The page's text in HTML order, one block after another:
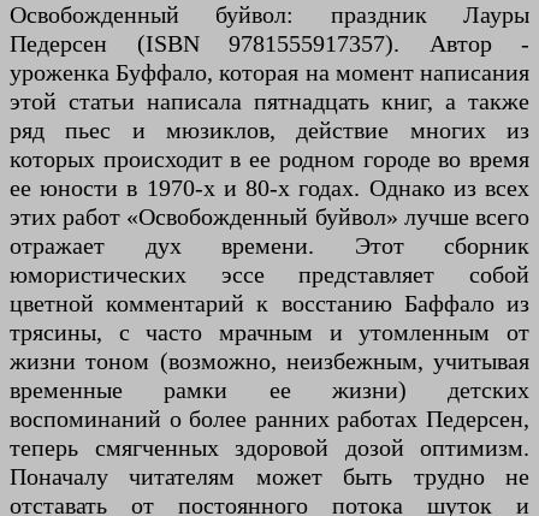
Освобожденный буйвол: праздник Лауры
Педерсен (ISBN 9781555917357). Автор -
уроженка Буффало, которая на момент написания
этой статьи написала пятнадцать книг, а также
ряд пьес и мюзиклов, действие многих из
которых происходит в ее родном городе во время
ее юности в 1970-х и 80-х годах. Однако из всех
этих работ «Освобожденный буйвол» лучше всего
отражает дух времени. Этот сборник
юмористических эссе представляет собой
цветной комментарий к восстанию Баффало из
трясины, с часто мрачным и утомленным от
жизни тоном (возможно, неизбежным, учитывая
временные рамки ее жизни) детских
воспоминаний о более ранних работах Педерсен,
теперь смягченных здоровой дозой оптимизм.
Поначалу читателям может быть трудно не
отставать от постоянного потока шуток и